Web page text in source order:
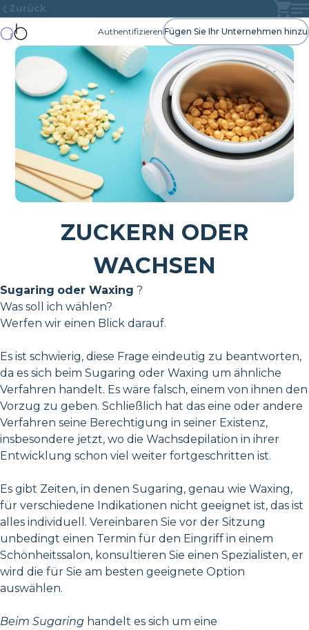
Zurück
Authentifizieren Fügen Sie Ihr Unternehmen hinzu
ZUCKERN ODER
WACHSEN
Sugaring oder Waxing ?
Was soll ich wählen?
Werfen wir einen Blick darauf.
Es ist schwierig, diese Frage eindeutig zu beantworten,
da es sich beim Sugaring oder Waxing um ähnliche
Verfahren handelt. Es wäre falsch, einem von ihnen den
Vorzug zu geben. Schließlich hat das eine oder andere
Verfahren seine Berechtigung in seiner Existenz,
insbesondere jetzt, wo die Wachsdepilation in ihrer
Entwicklung schon viel weiter fortgeschritten ist.
Es gibt Zeiten, in denen Sugaring, genau wie Waxing,
für verschiedene Indikationen nicht geeignet ist, das ist
alles individuell. Vereinbaren Sie vor der Sitzung
unbedingt einen Termin für den Eingriff in einem
Schönheitssalon, konsultieren Sie einen Spezialisten, er
wird die für Sie am besten geeignete Option
auswählen.
Beim Sugaring handelt es sich um eine